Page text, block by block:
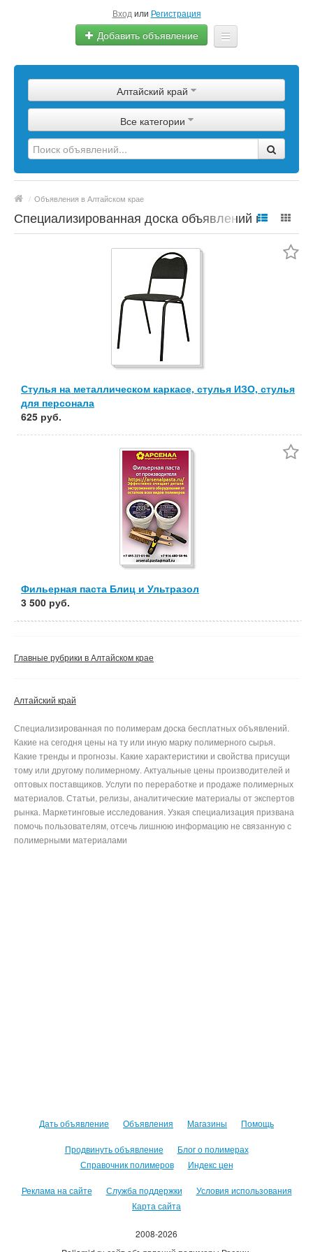
Вход или Регистрация
Добавить объявление
Сырье
Изделия
Оборудование
Еще
Алтайский край
Все категории
/ Объявления в Алтайском крае
Специализированная доска объявлений по
Стулья на металлическом каркасе, стулья ИЗО, стулья
для персонала
625 руб.
Фильерная паста Блиц и Ультразол
3 500 руб.
Главные рубрики в Алтайском крае
Алтайский край
Специализированная по полимерам доска бесплатных объявлений.
Какие на сегодня цены на ту или иную марку полимерного сырья.
Какие тренды и прогнозы. Какие характеристики и свойства присущи
тому или другому полимерному. Актуальные цены производителей и
оптовых поставщиков. Услуги по переработке и продаже полимерных
материалов. Статьи, релизы, аналитические материалы от экспертов
рынка. Маркетинговые исследования. Узкая специализация призвана
помочь пользователям, отсечь лишнюю информацию не связанную с
полимерными материалами
Дать объявление Объявления Магазины Помощь
Продвинуть объявление
Блог о полимерах
Справочник полимеров
Индекс цен
Реклама на сайте Служба поддержки
Условия использования
Карта сайта
2008-2026